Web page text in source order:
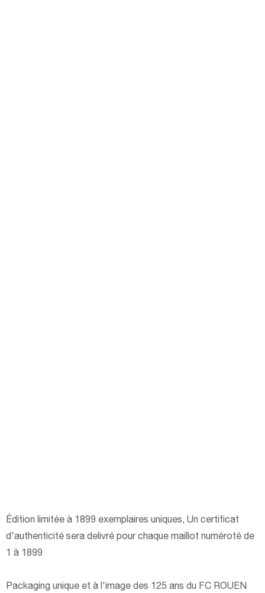
Édition limitée à 1899 exemplaires uniques, Un certificat
d'authenticité sera delivré pour chaque maillot numéroté de
1 à 1899
Packaging unique et à l'image des 125 ans du FC ROUEN